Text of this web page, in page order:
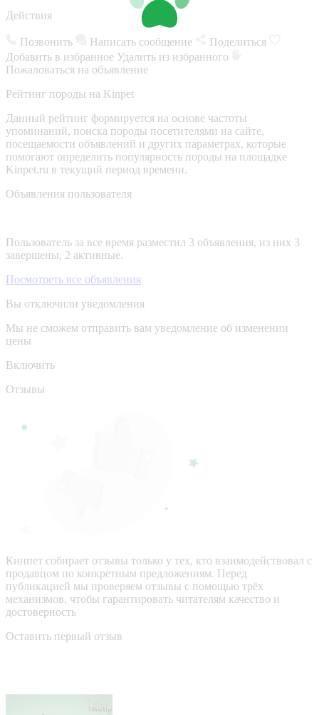
Действия
Позвонить Написать сообщение
Поделиться
Добавить в избранное Удалить из избранного
Пожаловаться на объявление
Рейтинг породы на Kinpet
Данный рейтинг формируется на основе частоты
упоминаний, поиска породы посетителями на сайте,
посещаемости объявлений и других параметрах, которые
помогают определить популярность породы на площадке
Kinpet.ru в текущий период времени.
Объявления пользователя
Пользователь за все время разместил 3 объявления, из них 3
завершены, 2 активные.
Посмотреть все объявления
Вы отключили уведомления
Мы не сможем отправить вам уведомление об изменении
цены
Включить
Отзывы
Кинпет собирает отзывы только у тех, кто взаимодействовал с
продавцом по конкретным предложениям. Перед
публикацией мы проверяем отзывы с помощью трёх
механизмов, чтобы гарантировать читателям качество и
достоверность
Оставить первый отзыв